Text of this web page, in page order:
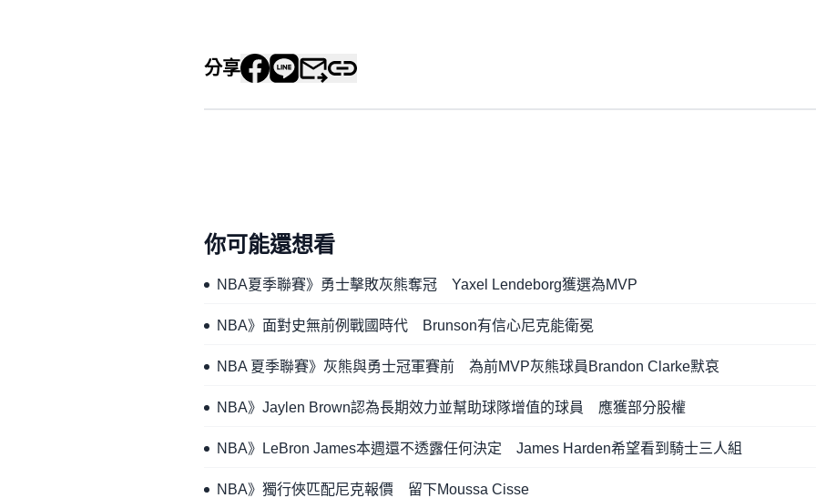
分享
你可能還想看
NBA夏季聯賽》勇士擊敗灰熊奪冠 Yaxel Lendeborg獲選為MVP
NBA》面對史無前例戰國時代 Brunson有信心尼克能衛冕
NBA 夏季聯賽》灰熊與勇士冠軍賽前 為前MVP灰熊球員Brandon Clarke默哀
NBA》Jaylen Brown認為長期效力並幫助球隊增值的球員 應獲部分股權
NBA》LeBron James本週還不透露任何決定 James Harden希望看到騎士三人組
NBA》獨行俠匹配尼克報價 留下Moussa Cisse